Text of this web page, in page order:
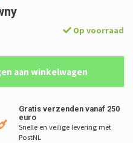
Op voorraad
aan winkelwagen
Gratis verzenden vanaf 250
euro
Snelle en veilige levering met
PostNL